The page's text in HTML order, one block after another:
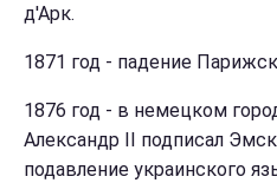
д'Арк.
1871 год - падение
1876 год - в немецком
Александр II подписал
подавление украинского